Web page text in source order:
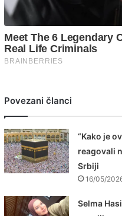
Povezani članci
“Kako je
reagovali
Srbiji
16/05/
Selma